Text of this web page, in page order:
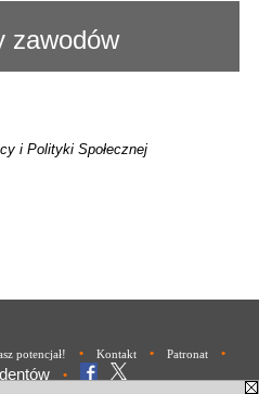
zawodów
i Polityki Społecznej
potencjał! • Kontakt • Patronat •
•